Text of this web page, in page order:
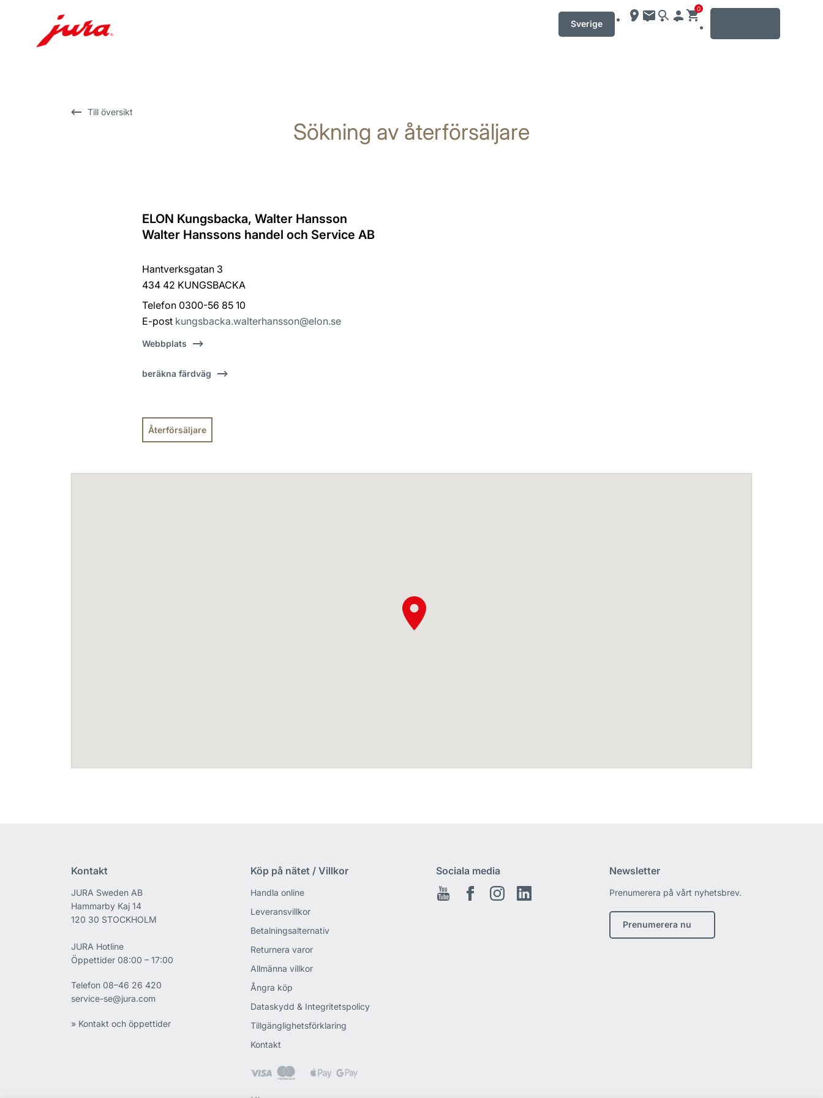
Sverige
0
Till översikt
Sökning av återförsäljare
Tillbaka
ELON Kungsbacka, Walter Hansson
Walter Hanssons handel och Service AB
Hantverksgatan 3
434 42 KUNGSBACKA
Telefon 0300-56 85 10
E-post kungsbacka.walterhansson@elon.se
Webbplats
beräkna färdväg
Återförsäljare
Kontakt
JURA Sweden AB
Hammarby Kaj 14
120 30 STOCKHOLM
JURA Hotline
Öppettider 08:00 – 17:00
Telefon 08–46 26 420
service-se@jura.com
» Kontakt och öppettider
Köp på nätet / Villkor
Handla online
Leveransvillkor
Betalningsalternativ
Returnera varor
Allmänna villkor
Ångra köp
Dataskydd & Integritetspolicy
Tillgänglighetsförklaring
Kontakt
Sociala media
Youtube FacebookInstagram
Newsletter
Prenumerera på vårt nyhetsbrev.
Prenumerera nu